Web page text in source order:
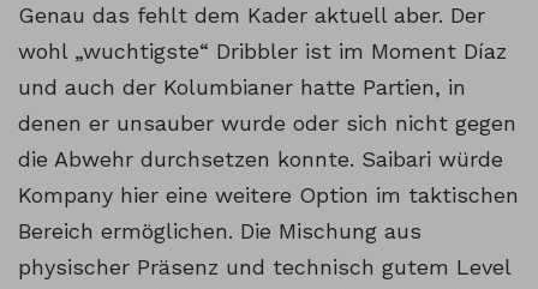
Genau das fehlt dem Kader aktuell aber. Der
wohl „wuchtigste“ Dribbler ist im Moment Díaz
und auch der Kolumbianer hatte Partien, in
denen er unsauber wurde oder sich nicht gegen
die Abwehr durchsetzen konnte. Saibari würde
Kompany hier eine weitere Option im taktischen
Bereich ermöglichen. Die Mischung aus
physischer Präsenz und technisch gutem Level